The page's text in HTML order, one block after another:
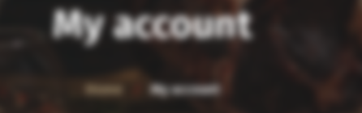
My account
Home My account